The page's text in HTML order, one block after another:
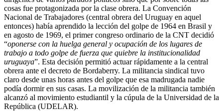
cosas fue protagonizada por la clase obrera. La Convención
Nacional de Trabajadores (central obrera del Uruguay en aquel
entonces) había aprendido la lección del golpe de 1964 en Brasil y
en agosto de 1969, el primer congreso ordinario de la CNT decidió
“oponerse con la huelga general y ocupación de los lugares de
trabajo a todo golpe de fuerza que quiebre la institucionalidad
uruguaya”. Esta decisión permitió actuar rápidamente a la central
obrera ante el decreto de Bordaberry. La militancia sindical tuvo
claro desde unas horas antes del golpe que esa madrugada nadie
podía dormir en sus casas. La movilización de la militancia también
alcanzó al movimiento estudiantil y la cúpula de la Universidad de la
República (UDELAR).